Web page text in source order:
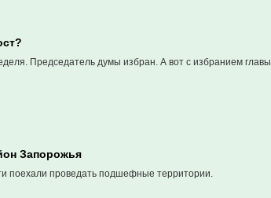
Председатель думы избран. А вот с избранием главы
Запорожья
поехали проведать подшефные территории.